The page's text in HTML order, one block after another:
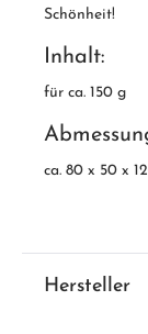
Schönheit!
Inhalt:
für ca. 150 g
ca. 80 x 50 x
Hersteller